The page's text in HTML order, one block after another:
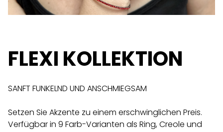
FLEXI KOLLEKTION
SANFT FUNKELND UND ANSCHMIEGSAM
Setzen Sie Akzente zu einem erschwinglichen Preis.
Verfügbar in 9 Farb-Varianten als Ring, Creole und